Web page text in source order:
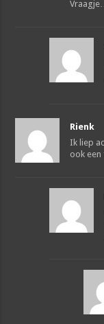
Rienk
Ik liep
ook